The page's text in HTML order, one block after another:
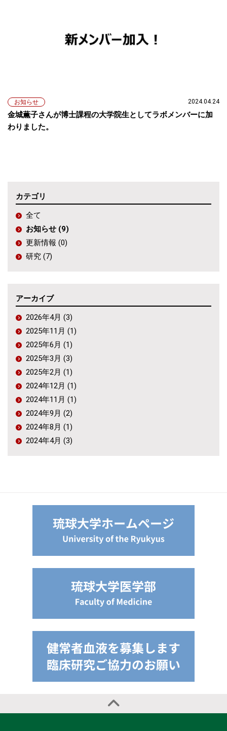
お知らせ 2024.04.24
金城薫子さんが博士課程の大学院生としてラボメンバーに加
わりました。
カテゴリ
全て
お知らせ (9)
更新情報 (0)
研究 (7)
アーカイブ
2026年4月 (3)
2025年11月 (1)
2025年6月 (1)
2025年3月 (3)
2025年2月 (1)
2024年12月 (1)
2024年11月 (1)
2024年9月 (2)
2024年8月 (1)
2024年4月 (3)